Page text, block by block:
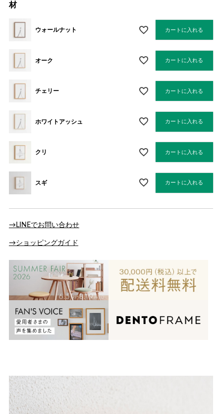
材
ウォールナット カートに入れる
オーク カートに入れる
チェリー カートに入れる
ホワイトアッシュ カートに入れる
クリ カートに入れる
スギ カートに入れる
→LINEでお問い合わせ
→ショッピングガイド